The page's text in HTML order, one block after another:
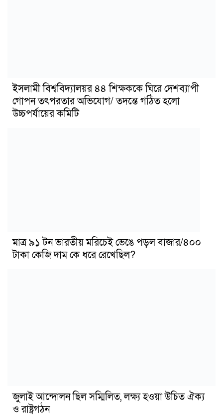
ইসলামী বিশ্ববিদ্যালয়র ৪৪ শিক্ষককে ঘিরে দেশব্যাপী
গোপন তৎপরতার অভিযোগ/ তদন্তে গঠিত হলো
উচ্চপর্যায়ের কমিটি
মাত্র ৯১ টন ভারতীয় মরিচেই ভেঙে পড়ল বাজার/৪০০
টাকা কেজি দাম কে ধরে রেখেছিল?
জুলাই আন্দোলন ছিল সম্মিলিত, লক্ষ্য হওয়া উচিত ঐক্য
ও রাষ্ট্রগঠন